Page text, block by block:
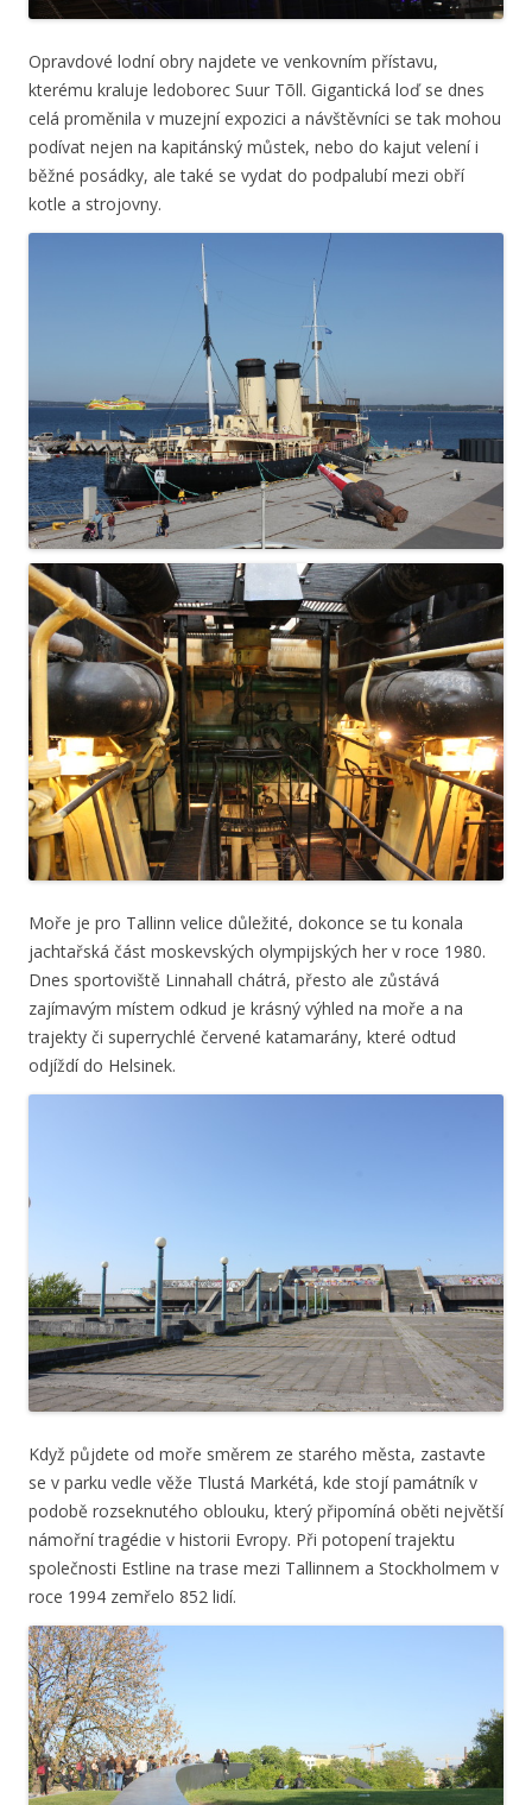
Opravdové lodní obry najdete ve venkovním přístavu,
kterému kraluje ledoborec Suur Tõll. Gigantická loď se dnes
celá proměnila v muzejní expozici a návštěvníci se tak mohou
podívat nejen na kapitánský můstek, nebo do kajut velení i
běžné posádky, ale také se vydat do podpalubí mezi obří
kotle a strojovny.
Moře je pro Tallinn velice důležité, dokonce se tu konala
jachtařská část moskevských olympijských her v roce 1980.
Dnes sportoviště Linnahall chátrá, přesto ale zůstává
zajímavým místem odkud je krásný výhled na moře a na
trajekty či superrychlé červené katamarány, které odtud
odjíždí do Helsinek.
Když půjdete od moře směrem ze starého města, zastavte
se v parku vedle věže Tlustá Markétá, kde stojí památník v
podobě rozseknutého oblouku, který připomíná oběti největší
námořní tragédie v historii Evropy. Při potopení trajektu
společnosti Estline na trase mezi Tallinnem a Stockholmem v
roce 1994 zemřelo 852 lidí.